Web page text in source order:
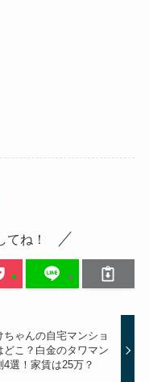
てね！
ちゃんの自宅マンショ
どこ？白金のタワマン
4選！家賃は25万？